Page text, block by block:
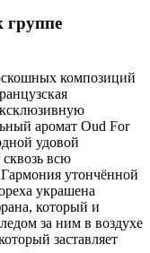
группе
композиций
аромат Oud For
удовой
всю
утончённой
украшена
который и
за ним в воздухе
заставляет